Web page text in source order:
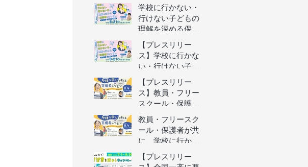
学校に行かない・
行けない子どもの
理解を深める保護
者向けオンライン
イベントの参加者
を募集します（長
【プレスリリー
ス】学校に行かな
い・行けない子ど
もの理解を深める
保護者向けオンラ
インイベントを開
【プレスリリー
ス】教員・フリー
スクール・保護者
が共に、学校に行
かない・行けない
子どもの気持ちを
ンイベントを開催
教員・フリースク
ール・保護者が共
に、学校に行かな
い・行けない子ど
もの気持ちを理解
【プレスリリー